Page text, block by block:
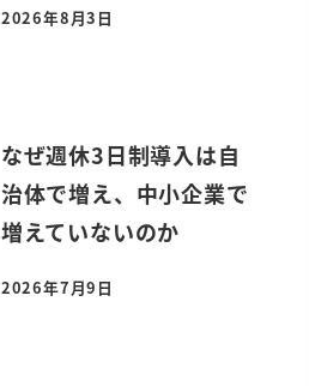
投稿日
2026年8月3日
なぜ週休3日制導入は自
治体で増え、中小企業で
増えていないのか
投稿日
2026年7月9日